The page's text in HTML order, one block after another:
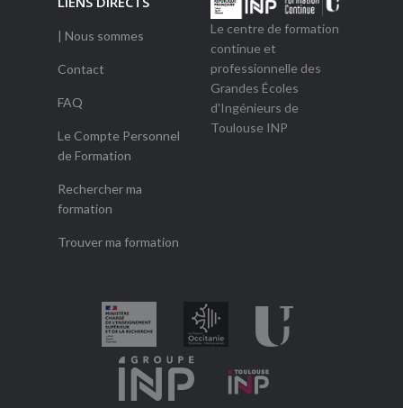
| Nous sommes
Contact
FAQ
Le Compte Personnel
de Formation
Rechercher ma
formation
Trouver ma formation
Le centre de formation
continue et
professionnelle des
Grandes Écoles
d'Ingénieurs de
Toulouse INP